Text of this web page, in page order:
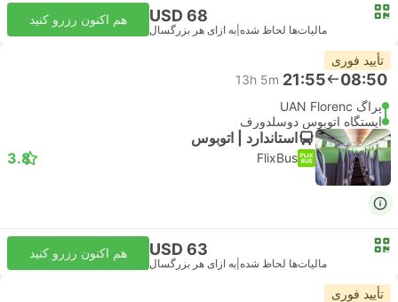
USD 68
مالیات‌ها لحاظ شده به ازای هر بزرگسال
هم اکنون رزرو کنید
تأیید فوری
08:50
21:55
13h 5m
پراگ UAN Florenc
ایستگاه اتوبوس دوسلدورف
استاندارد | اتوبوس
FlixBus
3.8
USD 63
مالیات‌ها لحاظ شده به ازای هر بزرگسال
هم اکنون رزرو کنید
تأیید فوری